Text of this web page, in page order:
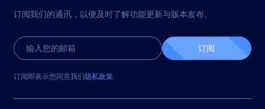
订阅我们的通讯，以便及时了解功能更新与版本发布。
订阅
订阅即表示您同意我们隐私政策